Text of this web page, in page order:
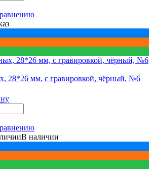
28*26 мм, с гравировкой, чёрный, №6
В наличии